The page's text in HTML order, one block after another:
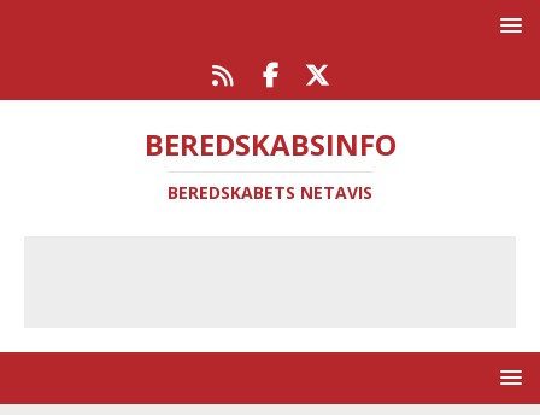
BEREDSKABSINFO
BEREDSKABETS NETAVIS